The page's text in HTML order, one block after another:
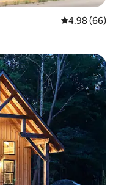
평점 4.98점(5
4.98 (66)